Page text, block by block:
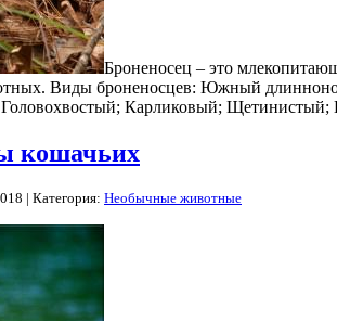
Броненосец – это
Виды броненосцев: Южный
Карликовый;
кошачьих
| Категория: Необычные животные